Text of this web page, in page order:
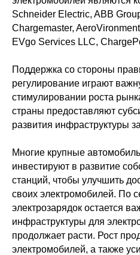
Schneider Electric, ABB
Chargemaster,
EVgo Services LLC,
Поддержка со стороны
регулирование играют
стимулировании роста
страны предоставляют
развития инфраструктуры
Многие крупные
инвестируют в развитие
станций, чтобы улучшить
своих электромобилей. По
электрозарядок остается
инфраструктуры для
продолжает расти. Рост
электромобилей, а также